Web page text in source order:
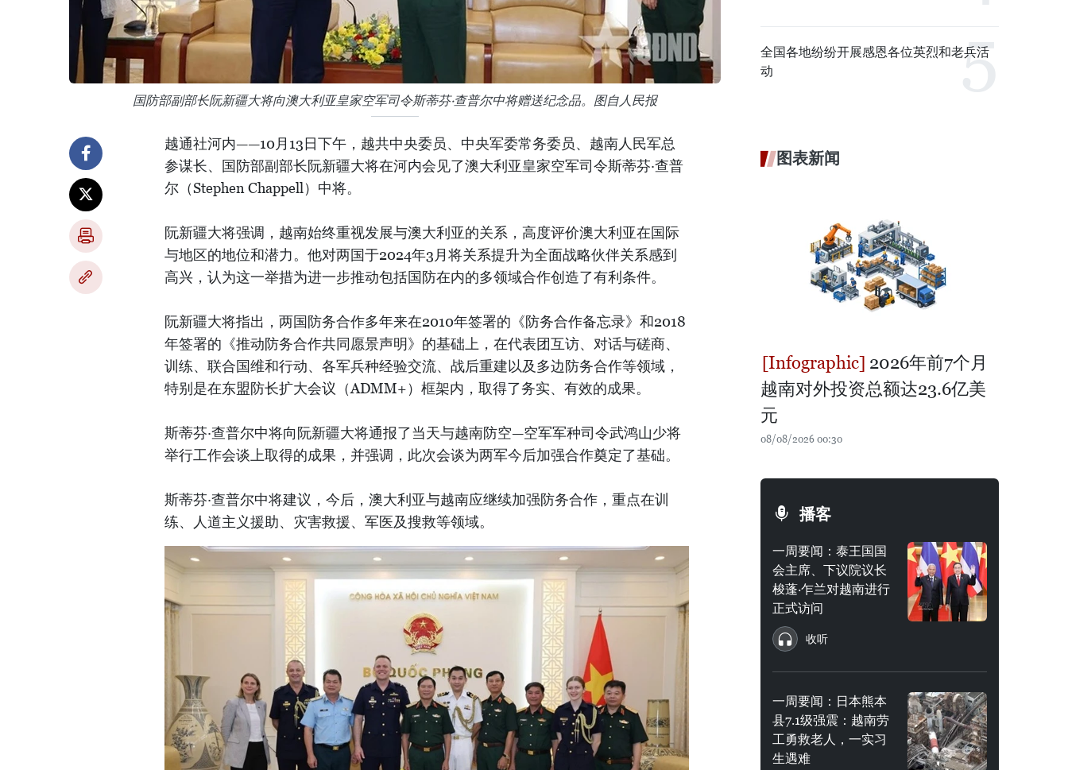
国防部副部长阮新疆大将向澳大利亚皇家空军司令斯蒂芬·查普尔中将赠送纪念品。图自人民报
越通社河内——10月13日下午，越共中央委员、中央军委常务委员、越南人民军总
参谋长、国防部副部长阮新疆大将在河内会见了澳大利亚皇家空军司令斯蒂芬·查普
尔（Stephen Chappell）中将。
阮新疆大将强调，越南始终重视发展与澳大利亚的关系，高度评价澳大利亚在国际
与地区的地位和潜力。他对两国于2024年3月将关系提升为全面战略伙伴关系感到
高兴，认为这一举措为进一步推动包括国防在内的多领域合作创造了有利条件。
阮新疆大将指出，两国防务合作多年来在2010年签署的《防务合作备忘录》和2018
年签署的《推动防务合作共同愿景声明》的基础上，在代表团互访、对话与磋商、
训练、联合国维和行动、各军兵种经验交流、战后重建以及多边防务合作等领域，
特别是在东盟防长扩大会议（ADMM+）框架内，取得了务实、有效的成果。
斯蒂芬·查普尔中将向阮新疆大将通报了当天与越南防空—空军军种司令武鸿山少将
举行工作会谈上取得的成果，并强调，此次会谈为两军今后加强合作奠定了基础。
斯蒂芬·查普尔中将建议，今后，澳大利亚与越南应继续加强防务合作，重点在训
练、人道主义援助、灾害救援、军医及搜救等领域。
全国各地纷纷开展感恩各位英烈和老兵活
动
图表新闻
2026年前7个月
越南对外投资总额达23.6亿美
元
08/08/2026 00:30
播客
一周要闻：泰王国国
会主席、下议院议长
梭蓬·乍兰对越南进行
正式访问
收听
一周要闻：日本熊本
县7.1级强震：越南劳
工勇救老人，一实习
生遇难